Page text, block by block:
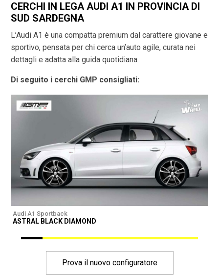
CERCHI IN LEGA AUDI A1 IN PROVINCIA DI
SUD SARDEGNA
L’Audi A1 è una compatta premium dal carattere giovane e
sportivo, pensata per chi cerca un’auto agile, curata nei
dettagli e adatta alla guida quotidiana.
Di seguito i cerchi GMP consigliati:
Audi A1 Sportback
ASTRAL BLACK DIAMOND
Prova il nuovo configuratore